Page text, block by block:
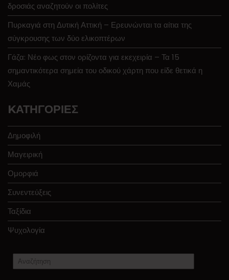
δροσιάς αναζητούν οι πολίτες
Πυρκαγιά στη Δυτική Αττική – Ερευνώνται τα αίτια της
σύγκρουσης των δύο ελικοπτέρων
Γάζα: Νέο φως στον ορίζοντα για εκεχειρία – Τα 15
σημαντικότερα σημεία του οδικού χάρτη που είδε θετικά η
Χαμάς
KΑΤΗΓΟΡΊΕΣ
Δημοφιλή
Μαγειρική
Ομορφιά
Συνεντεύξεις
Ταξίδια
Ψυχολογία